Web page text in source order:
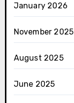
January 2026
November 2025
August 2025
June 2025